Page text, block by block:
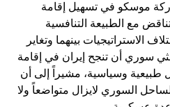
وأي حديث من هذا
الفلسطيني.
أن نتنياهو يعرض المجتمع
الرئيسي الذي قدمه جو بايدن
موسكو في تسهيل إقامة
يتناقض مع الطبيعة التنافسية
الاستراتيجيات بينهما وتغاير
سوري أن تنجح إيران في إقامة
طبيعية وسياسية، مشيراً إلى أن
السوري لايزال متواضعاً ولا